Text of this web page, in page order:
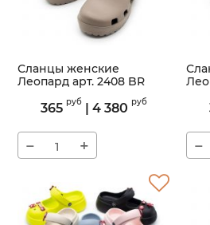
Сланцы женские
Леопард арт. 2408 BR
2408
365 руб| 4 380 руб
− + −